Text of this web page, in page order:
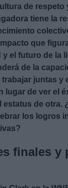
de respeto
tiene la
que
y el futuro de la
de la
juntas y
lugar de ver el
estatus de otra.
los logros
finales y